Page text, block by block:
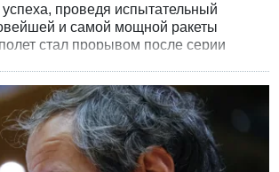
успеха, проведя испытательный
и самой мощной ракеты
стал прорывом после серии